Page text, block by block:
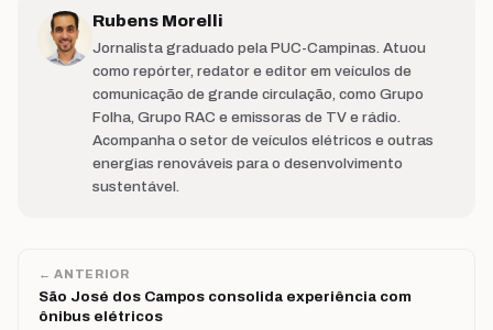
Rubens Morelli
Jornalista graduado pela PUC-Campinas. Atuou
como repórter, redator e editor em veículos de
comunicação de grande circulação, como Grupo
Folha, Grupo RAC e emissoras de TV e rádio.
Acompanha o setor de veículos elétricos e outras
energias renováveis para o desenvolvimento
sustentável.
← ANTERIOR
São José dos Campos consolida experiência com
ônibus elétricos